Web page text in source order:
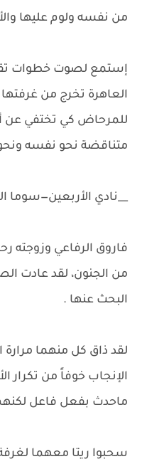
من نفسه ولوم عليها
إستمع لصوت خطوات
العاهرة تخرج من
للمرحاض كي تختفي عن
متناقضة نحو نفسه
__نادي الأربعين—سوما
فاروق الرفاعي وزوجته
من الجنون، لقد عادت
البحث عنها .
لقد ذاق كل منهما
الإنجاب خوفاً من تكرار
ماحدث بفعل فاعل
سحبوا ريتا معهما